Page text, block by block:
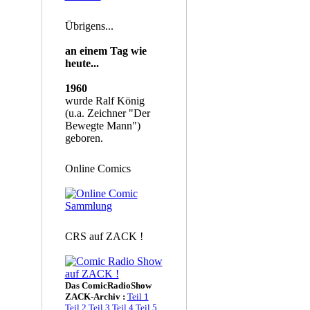
Übrigens...
an einem Tag wie
heute...
1960
wurde Ralf König
(u.a. Zeichner "Der
Bewegte Mann")
geboren.
Online Comics
CRS auf ZACK !
Das ComicRadioShow
ZACK-Archiv : Teil 1
Teil 2 Teil 3 Teil 4 Teil 5